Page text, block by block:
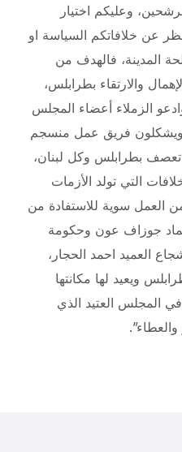
وعليكم اختيار
عن خلافاتكم السياسة او
المدينة، فالهدف من
والارتقاء بطرابلس،
الزملاء أعضاء المجلس
ويشكلون فريق عمل منسجم
تعصف بطرابلس وكل لبنان،
التي تولد الأزمات
العمل سوية للاستفادة من
جوزاف عون وحكومة
العميد احمد الحجار،
ويعيد لها مكانتها
المجلس العتيد الذي